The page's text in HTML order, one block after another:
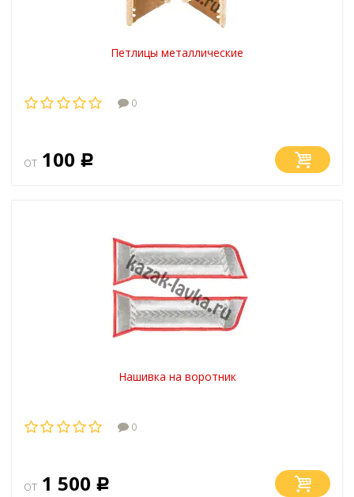
Петлицы металлические
0
от 100 Р
Нашивка на воротник
0
от 1 500 Р